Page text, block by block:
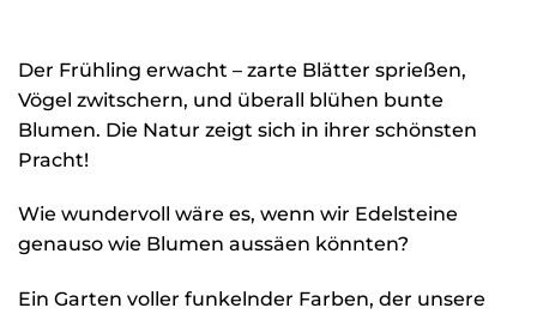
Der Frühling erwacht – zarte Blätter sprießen,
Vögel zwitschern, und überall blühen bunte
Blumen. Die Natur zeigt sich in ihrer schönsten
Pracht!
Wie wundervoll wäre es, wenn wir Edelsteine
genauso wie Blumen aussäen könnten?
Ein Garten voller funkelnder Farben, der unsere